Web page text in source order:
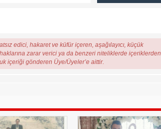
edici, hakaret ve küfür içeren, aşağılayıcı, küçük
zarar verici ya da benzeri niteliklerde içeriklerden
içeriği gönderen Üye/Üyeler’e aittir.